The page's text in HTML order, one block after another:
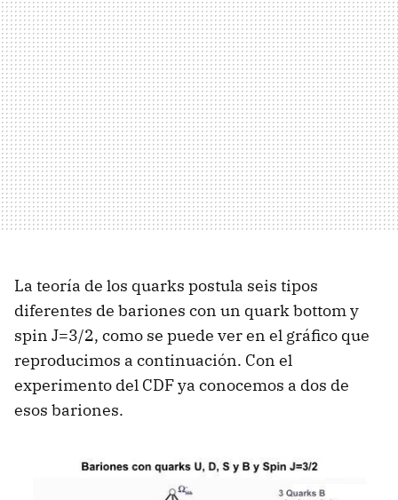
La teoría de los quarks postula seis tipos
diferentes de bariones con un quark bottom y
spin J=3/2, como se puede ver en el gráfico que
reproducimos a continuación. Con el
experimento del CDF ya conocemos a dos de
esos bariones.